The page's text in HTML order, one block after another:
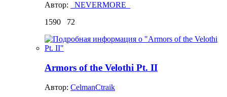
Автор:
_NEVERMORE_
1590
72
Armors of the Velothi Pt. II
Автор: CelmanCtraik